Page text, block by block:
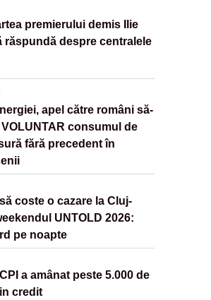
premierului demis Ilie
răspundă despre centralele
apel către români să-
consumul de
fără precedent în
coste o cazare la Cluj-
UNTOLD 2026:
pe noapte
a amânat peste 5.000 de
credit